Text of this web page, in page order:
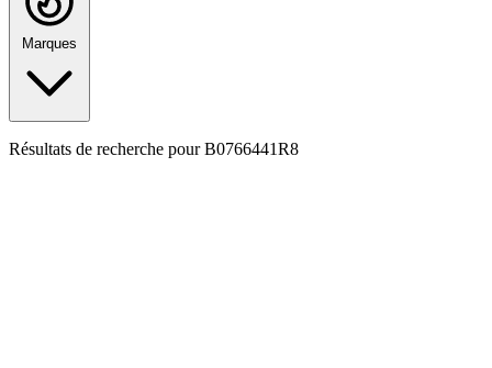
Marques
Résultats de recherche pourB0766441R8